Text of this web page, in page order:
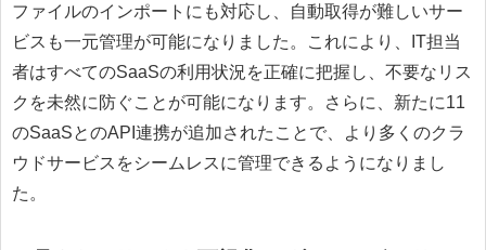
ファイルのインポートにも対応し、自動取得が難しいサー
ビスも一元管理が可能になりました。これにより、IT担当
者はすべてのSaaSの利用状況を正確に把握し、不要なリス
クを未然に防ぐことが可能になります。さらに、新たに11
のSaaSとのAPI連携が追加されたことで、より多くのクラ
ウドサービスをシームレスに管理できるようになりまし
た。